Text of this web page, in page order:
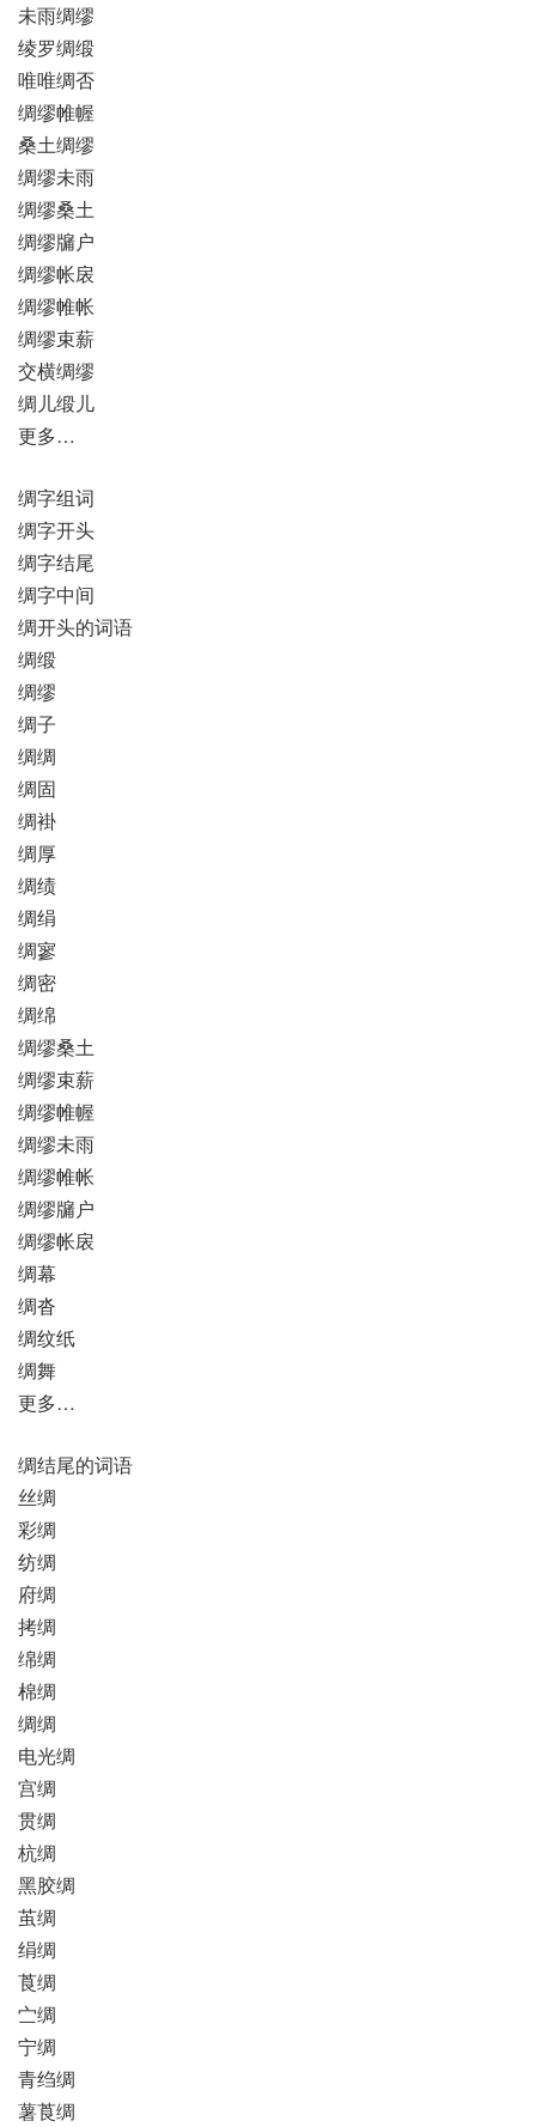
未雨绸缪
绫罗绸缎
唯唯绸否
绸缪帷幄
桑土绸缪
绸缪未雨
绸缪桑土
绸缪牖户
绸缪帐扆
绸缪帷帐
绸缪束薪
交横绸缪
绸儿缎儿
更多…
绸字组词
绸字开头
绸字结尾
绸字中间
绸开头的词语
绸缎
绸缪
绸子
绸绸
绸固
绸褂
绸厚
绸绩
绸绢
绸寥
绸密
绸绵
绸缪桑土
绸缪束薪
绸缪帷幄
绸缪未雨
绸缪帷帐
绸缪牖户
绸缪帐扆
绸幕
绸沓
绸纹纸
绸舞
更多…
绸结尾的词语
丝绸
彩绸
纺绸
府绸
拷绸
绵绸
棉绸
绸绸
电光绸
宫绸
贯绸
杭绸
黑胶绸
茧绸
绢绸
莨绸
㝉绸
宁绸
青绉绸
薯莨绸